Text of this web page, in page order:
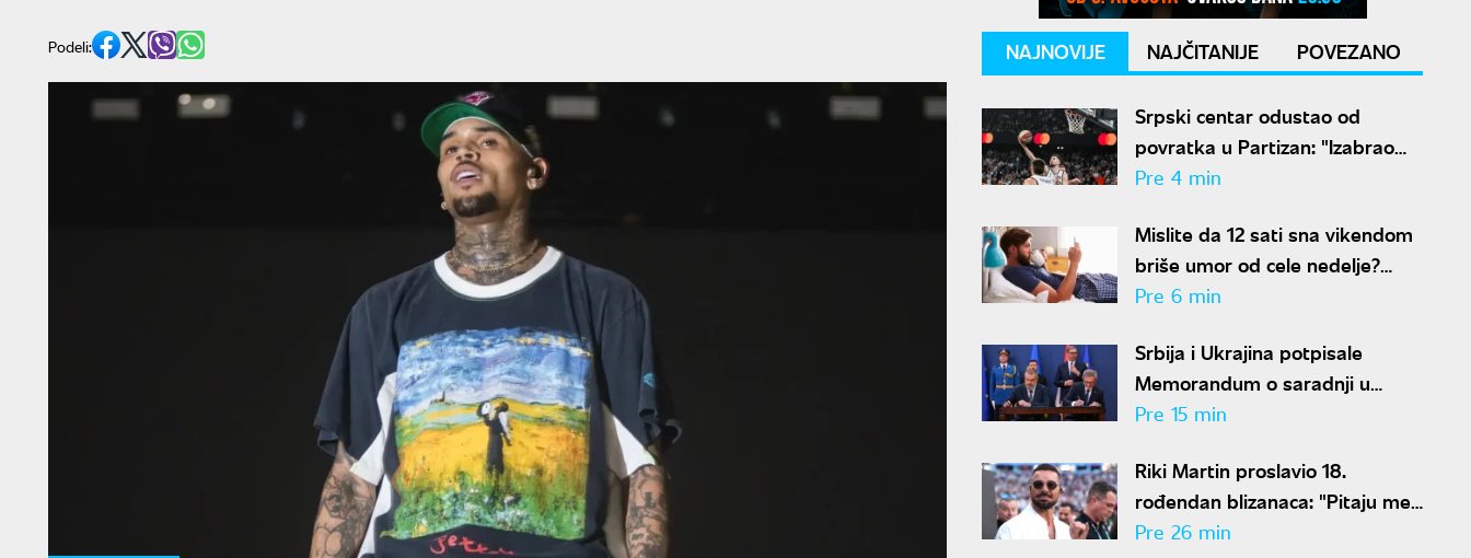
Podeli: NAJNOVIJE NAJČITANIJE POVEZANO
Srpski centar odustao od
povratka u Partizan: "Izabrao
sam Hapoel zbog Obradovića"
Pre 4 min
Mislite da 12 sati sna vikendom
briše umor od cele nedelje?
Stručnjaci imaju loše vesti
Pre 6 min
Srbija i Ukrajina potpisale
Memorandum o saradnji u
oblasti zdravlja životinja i
Pre 15 min
Riki Martin proslavio 18.
rođendan blizanaca: "Pitaju me
zašto imaju dva oca"
Pre 26 min